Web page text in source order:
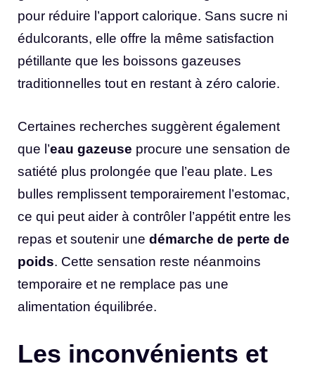
pour réduire l’apport calorique. Sans sucre ni
édulcorants, elle offre la même satisfaction
pétillante que les boissons gazeuses
traditionnelles tout en restant à zéro calorie.
Certaines recherches suggèrent également
que l’eau gazeuse procure une sensation de
satiété plus prolongée que l’eau plate. Les
bulles remplissent temporairement l’estomac,
ce qui peut aider à contrôler l’appétit entre les
repas et soutenir une démarche de perte de
poids. Cette sensation reste néanmoins
temporaire et ne remplace pas une
alimentation équilibrée.
Les inconvénients et